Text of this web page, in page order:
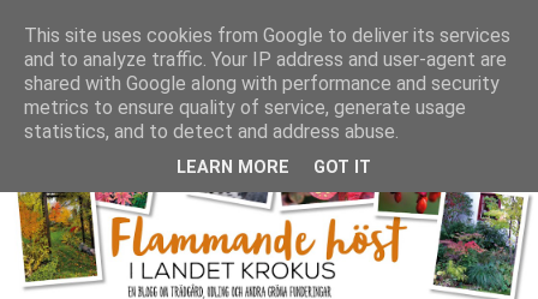
This site uses cookies from Google to deliver its services
and to analyze traffic. Your IP address and user-agent are
shared with Google along with performance and security
metrics to ensure quality of service, generate usage
statistics, and to detect and address abuse.
LEARN MORE GOT IT